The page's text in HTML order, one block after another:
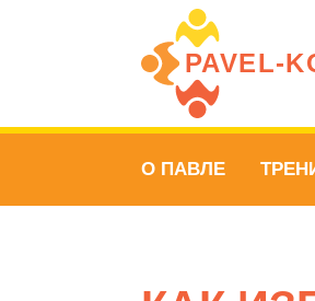
О ПАВЛЕ